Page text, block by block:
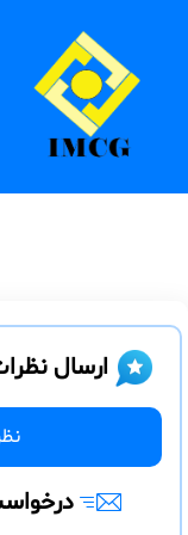
ارسال